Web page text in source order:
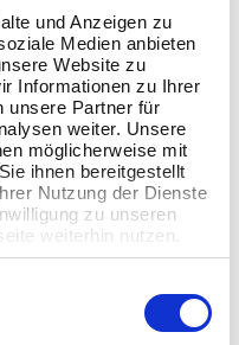
und Anzeigen zu
Medien anbieten
Website zu
Informationen zu Ihrer
unsere Partner für
weiter. Unsere
möglicherweise mit
ihnen bereitgestellt
Nutzung der Dienste
zu unseren
weiterhin nutzen.
Knowledge-Prinzip).
Management
Workstations und
verhindern
lokaler undCloud-
der Cloud zu sichern,